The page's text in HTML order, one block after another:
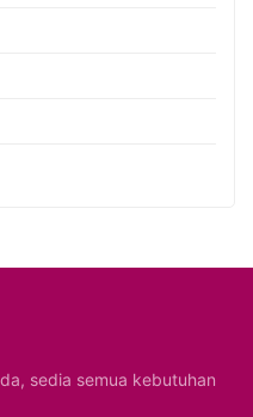
sedia semua kebutuhan